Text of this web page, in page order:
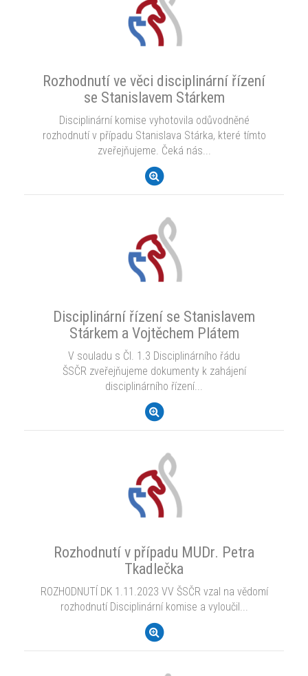
Rozhodnutí ve věci disciplinární řízení
se Stanislavem Stárkem
Disciplinární komise vyhotovila odůvodněné
rozhodnutí v případu Stanislava Stárka, které tímto
zveřejňujeme. Čeká nás...
Disciplinární řízení se Stanislavem
Stárkem a Vojtěchem Plátem
V souladu s Čl. 1.3 Disciplinárního řádu
ŠSČR zveřejňujeme dokumenty k zahájení
disciplinárního řízení...
Rozhodnutí v případu MUDr. Petra
Tkadlečka
ROZHODNUTÍ DK 1.11.2023 VV ŠSČR vzal na vědomí
rozhodnutí Disciplinární komise a vyloučil...